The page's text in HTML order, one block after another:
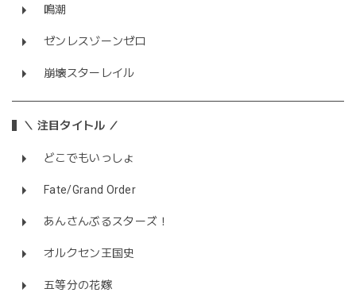
鳴潮
ゼンレスゾーンゼロ
崩壊スターレイル
＼ 注目タイトル ／
どこでもいっしょ
Fate/Grand Order
あんさんぶるスターズ！
オルクセン王国史
五等分の花嫁